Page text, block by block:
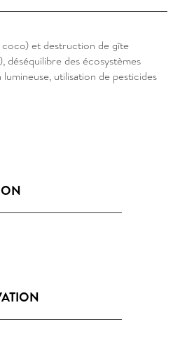
coco) et destruction de gîte
déséquilibre des écosystèmes
utilisation de pesticides